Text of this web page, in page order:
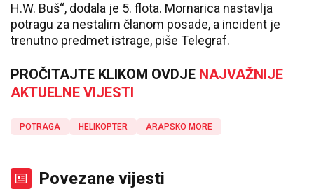
H.W. Buš“, dodala je 5. flota. Mornarica nastavlja
potragu za nestalim članom posade, a incident je
trenutno predmet istrage, piše Telegraf.
PROČITAJTE KLIKOM OVDJE NAJVAŽNIJE
AKTUELNE VIJESTI
POTRAGA HELIKOPTER ARAPSKO MORE
Povezane vijesti